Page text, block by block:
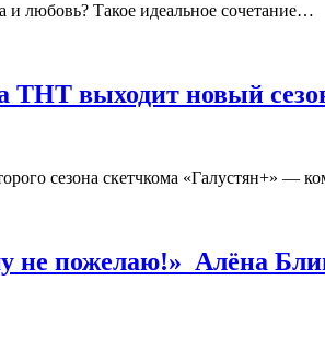
и любовь? Такое идеальное сочетание…
ТНТ выходит новый
сезона скетчкома «Галустян+» —
не пожелаю!» Алёна